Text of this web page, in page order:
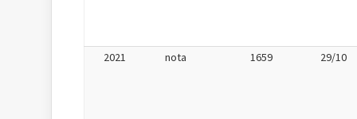
2021 nota 1659 29/10